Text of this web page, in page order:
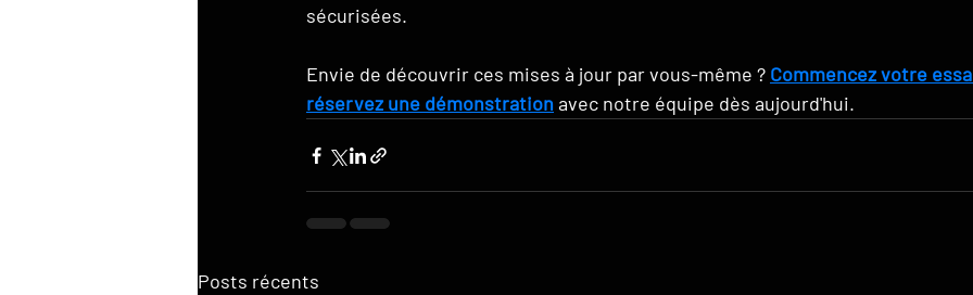
sécurisées.
Envie de découvrir ces mises à jour par vous-même ? Commencez votre
réservez une démonstration avec notre équipe dès aujourd'hui.
Posts récents